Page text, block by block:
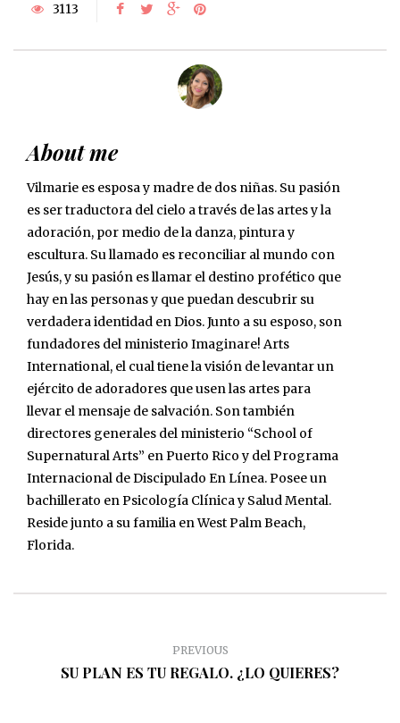
3113
About me
Vilmarie es esposa y madre de dos niñas. Su pasión
es ser traductora del cielo a través de las artes y la
adoración, por medio de la danza, pintura y
escultura. Su llamado es reconciliar al mundo con
Jesús, y su pasión es llamar el destino profético que
hay en las personas y que puedan descubrir su
verdadera identidad en Dios. Junto a su esposo, son
fundadores del ministerio Imaginare! Arts
International, el cual tiene la visión de levantar un
ejército de adoradores que usen las artes para
llevar el mensaje de salvación. Son también
directores generales del ministerio “School of
Supernatural Arts” en Puerto Rico y del Programa
Internacional de Discipulado En Línea. Posee un
bachillerato en Psicología Clínica y Salud Mental.
Reside junto a su familia en West Palm Beach,
Florida.
PREVIOUS
SU PLAN ES TU REGALO. ¿LO QUIERES?